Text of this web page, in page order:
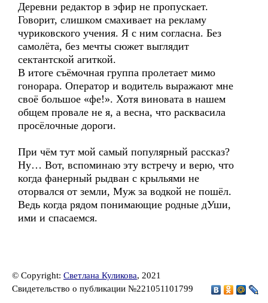
Деревни редактор в эфир не пропускает.
Говорит, слишком смахивает на рекламу
чуриковского учения. Я с ним согласна. Без
самолёта, без мечты сюжет выглядит
сектантской агиткой.
В итоге съёмочная группа пролетает мимо
гонорара. Оператор и водитель выражают мне
своё большое «фе!». Хотя виновата в нашем
общем провале не я, а весна, что расквасила
просёлочные дороги.
При чём тут мой самый популярный рассказ?
Ну… Вот, вспоминаю эту встречу и верю, что
когда фанерный рыдван с крыльями не
оторвался от земли, Муж за водкой не пошёл.
Ведь когда рядом понимающие родные дУши,
ими и спасаемся.
© Copyright: Светлана Куликова, 2021
Свидетельство о публикации №221051101799